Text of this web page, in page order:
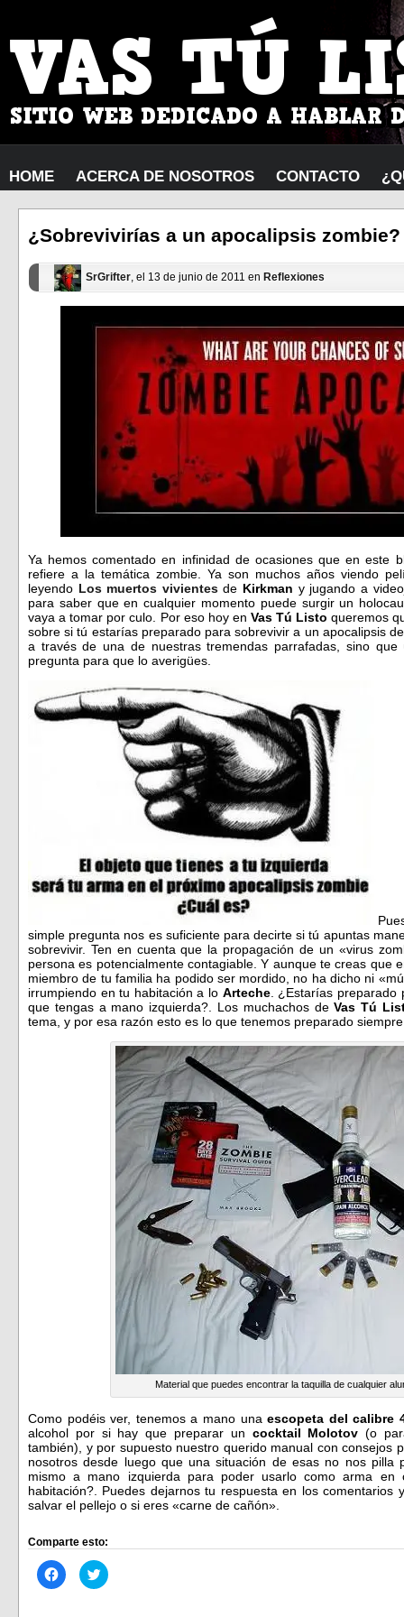
HOME ACERCA DE NOSOTROS CONTACTO
¿Sobrevivirías a un apocalipsis zombie?
SrGrifter, el 13 de junio de 2011 en Reflexiones
Ya hemos comentadoen infinidad de ocasiones que en este
refiere a la temática zombie. Ya son muchos años viendo
leyendo Los muertos vivientesde Kirkman y jugando a
para saber que en cualquier momento puede surgir un
vaya a tomar por culo. Por eso hoy en Vas Tú Listo queremos
sobre si tú estarías preparado para sobrevivir a un apocalipsis
a través de una de nuestras tremendas parrafadas, sino
pregunta para que lo averigües.
simple pregunta nos es suficiente para decirte si tú apuntas
sobrevivir. Ten en cuenta que la propagación de un «virus
persona es potencialmente contagiable. Y aunque te creas que
miembro de tu familia ha podido ser mordido, no ha dicho ni
irrumpiendo en tu habitación a lo Arteche. ¿Estarías preparado
que tengas a mano izquierda?. Los muchachos deVas Tú
tema, y por esa razón esto es lo que tenemos preparado
Material que puedes encontrar la taquilla de cualquier
Como podéis ver, tenemos a mano unaescopeta del calibre
alcohol por si hay que preparar un cocktail Molotov (o
también), y por supuesto nuestro querido manual con consejos
nosotros desde luego que una situación de esas no nos
mismo a mano izquierda para poder usarlo como arma
habitación?. Puedes dejarnos tu respuesta en los comentarios
salvar el pellejo o si eres «carne de cañón».
Comparte esto:
Haz
clic
Haz
clic